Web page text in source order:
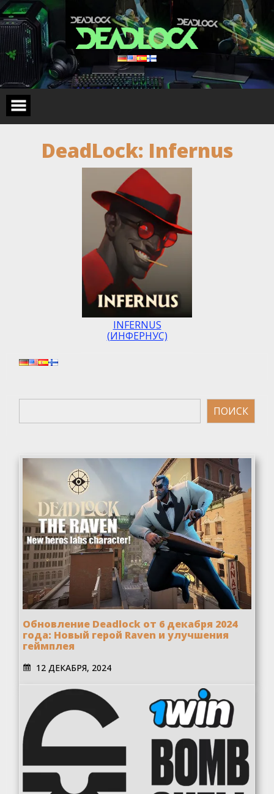
Skip
to
content
DeadLock: Infernus
INFERNUS
(ИНФЕРНУС)
Поиск
ПОИСК
Обновление Deadlock от 6 декабря 2024
года: Новый герой Raven и улучшения
геймплея
12 ДЕКАБРЯ, 2024